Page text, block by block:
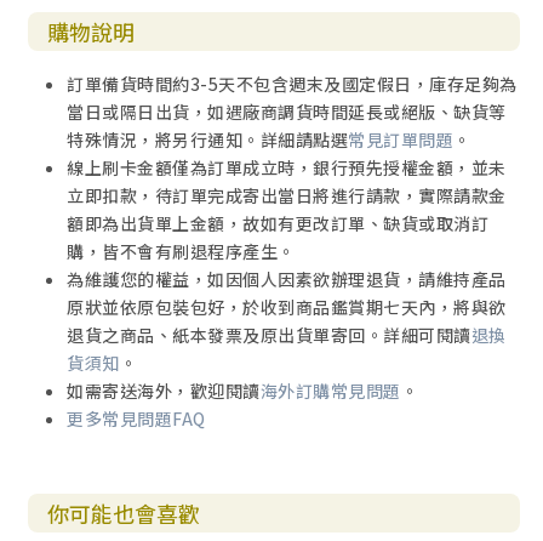
購物說明
訂單備貨時間約3-5天不包含週末及國定假日，庫存足夠為
當日或隔日出貨，如遇廠商調貨時間延長或絕版、缺貨等
特殊情況，將另行通知。詳細請點選常見訂單問題 。
線上刷卡金額僅為訂單成立時，銀行預先授權金額，並未
立即扣款，待訂單完成寄出當日將進行請款，實際請款金
額即為出貨單上金額，故如有更改訂單、缺貨或取消訂
購，皆不會有刷退程序產生。
為維護您的權益，如因個人因素欲辦理退貨，請維持產品
原狀並依原包裝包好，於收到商品鑑賞期七天內，將與欲
退貨之商品、紙本發票及原出貨單寄回。詳細可閱讀退換
貨須知 。
如需寄送海外，歡迎閱讀海外訂購常見問題 。
更多常見問題FAQ
你可能也會喜歡